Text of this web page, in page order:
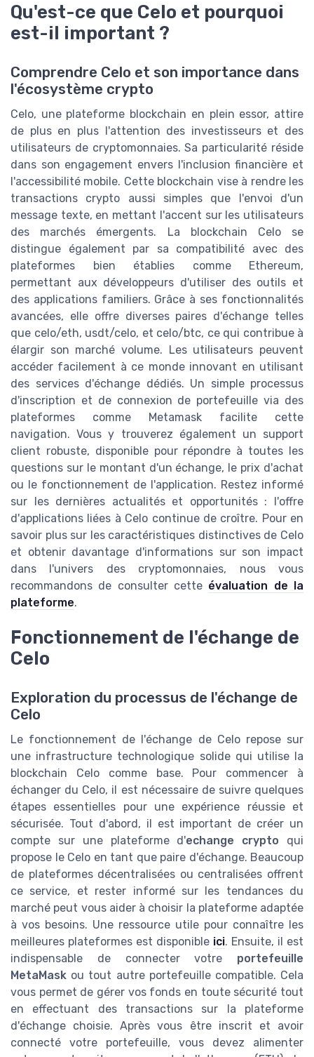
Qu'est-ce que Celo et pourquoi
est-il important ?
Comprendre Celo et son importance dans
l'écosystème crypto
Celo, une plateforme blockchain en plein essor, attire
de plus en plus l'attention des investisseurs et des
utilisateurs de cryptomonnaies. Sa particularité réside
dans son engagement envers l'inclusion financière et
l'accessibilité mobile. Cette blockchain vise à rendre les
transactions crypto aussi simples que l'envoi d'un
message texte, en mettant l'accent sur les utilisateurs
des marchés émergents. La blockchain Celo se
distingue également par sa compatibilité avec des
plateformes bien établies comme Ethereum,
permettant aux développeurs d'utiliser des outils et
des applications familiers. Grâce à ses fonctionnalités
avancées, elle offre diverses paires d'échange telles
que celo/eth, usdt/celo, et celo/btc, ce qui contribue à
élargir son marché volume. Les utilisateurs peuvent
accéder facilement à ce monde innovant en utilisant
des services d'échange dédiés. Un simple processus
d'inscription et de connexion de portefeuille via des
plateformes comme Metamask facilite cette
navigation. Vous y trouverez également un support
client robuste, disponible pour répondre à toutes les
questions sur le montant d'un échange, le prix d'achat
ou le fonctionnement de l'application. Restez informé
sur les dernières actualités et opportunités : l'offre
d'applications liées à Celo continue de croître. Pour en
savoir plus sur les caractéristiques distinctives de Celo
et obtenir davantage d'informations sur son impact
dans l'univers des cryptomonnaies, nous vous
recommandons de consulter cette évaluation de la
plateforme.
Fonctionnement de l'échange de
Celo
Exploration du processus de l'échange de
Celo
Le fonctionnement de l'échange de Celo repose sur
une infrastructure technologique solide qui utilise la
blockchain Celo comme base. Pour commencer à
échanger du Celo, il est nécessaire de suivre quelques
étapes essentielles pour une expérience réussie et
sécurisée. Tout d'abord, il est important de créer un
compte sur une plateforme d'echange crypto qui
propose le Celo en tant que paire d'échange. Beaucoup
de plateformes décentralisées ou centralisées offrent
ce service, et rester informé sur les tendances du
marché peut vous aider à choisir la plateforme adaptée
à vos besoins. Une ressource utile pour connaître les
meilleures plateformes est disponible ici. Ensuite, il est
indispensable de connecter votre portefeuille
MetaMask ou tout autre portefeuille compatible. Cela
vous permet de gérer vos fonds en toute sécurité tout
en effectuant des transactions sur la plateforme
d'échange choisie. Après vous être inscrit et avoir
connecté votre portefeuille, vous devez alimenter